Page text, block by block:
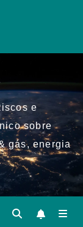
e
sobre
gás, energia